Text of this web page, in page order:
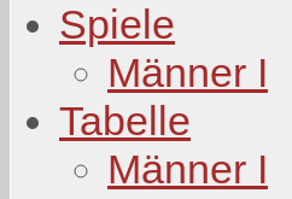
Spiele
Männer I
Tabelle
Männer I